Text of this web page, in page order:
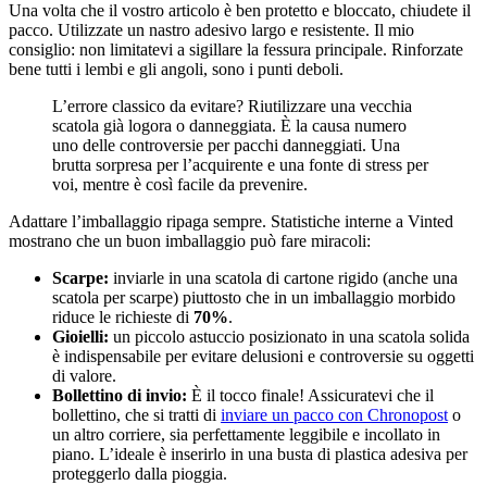
Una volta che il vostro articolo è ben protetto e bloccato, chiudete il
pacco. Utilizzate un nastro adesivo largo e resistente. Il mio
consiglio: non limitatevi a sigillare la fessura principale. Rinforzate
bene tutti i lembi e gli angoli, sono i punti deboli.
L’errore classico da evitare? Riutilizzare una vecchia
scatola già logora o danneggiata. È la causa numero
uno delle controversie per pacchi danneggiati. Una
brutta sorpresa per l’acquirente e una fonte di stress per
voi, mentre è così facile da prevenire.
Adattare l’imballaggio ripaga sempre. Statistiche interne a Vinted
mostrano che un buon imballaggio può fare miracoli:
Scarpe: inviarle in una scatola di cartone rigido (anche una
scatola per scarpe) piuttosto che in un imballaggio morbido
riduce le richieste di 70%.
Gioielli: un piccolo astuccio posizionato in una scatola solida
è indispensabile per evitare delusioni e controversie su oggetti
di valore.
Bollettino di invio: È il tocco finale! Assicuratevi che il
bollettino, che si tratti di inviare un pacco con Chronopost o
un altro corriere, sia perfettamente leggibile e incollato in
piano. L’ideale è inserirlo in una busta di plastica adesiva per
proteggerlo dalla pioggia.